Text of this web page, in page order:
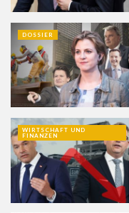
DOSSIER
WIRTSCHAFT UND
FINANZEN